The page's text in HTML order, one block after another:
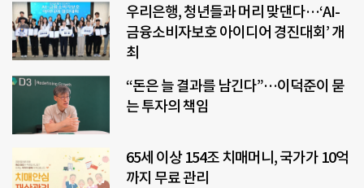
우리은행, 청년들과 머리 맞댄다…‘AI-
금융소비자보호 아이디어 경진대회’ 개
최
“돈은 늘 결과를 남긴다”…이덕준이 묻
는 투자의 책임
65세 이상 154조 치매머니, 국가가 10억
까지 무료 관리